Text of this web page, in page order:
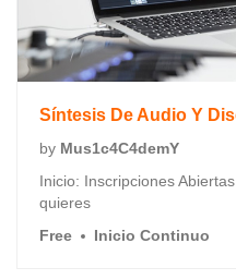
Síntesis De Audio Y
by Mus1c4C4demY
Inicio: Inscripciones
quieres
Free
Inicio Continuo